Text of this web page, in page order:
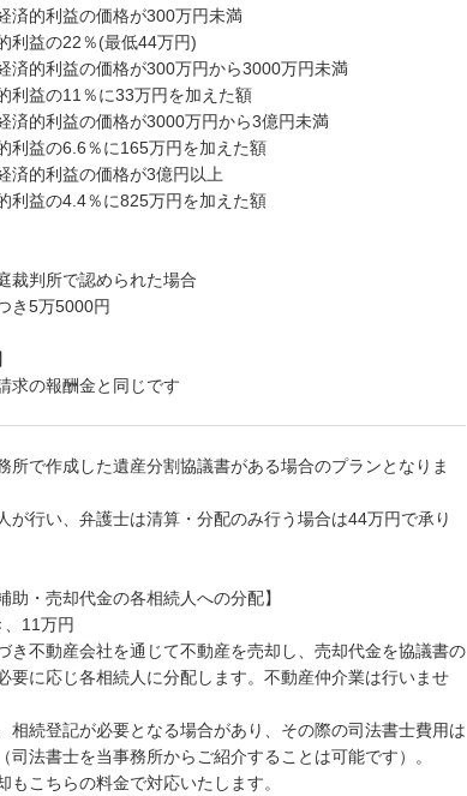
的利益の価格が300万円未満
利益の22％(最低44万円)
的利益の価格が300万円から3000万円未満
利益の11％に33万円を加えた額
的利益の価格が3000万円から3億円未満
利益の6.6％に165万円を加えた額
的利益の価格が3億円以上
利益の4.4％に825万円を加えた額
裁判所で認められた場合
き5万5000円
求の報酬金と同じです
所で作成した遺産分割協議書がある場合のプランとなりま
が行い、弁護士は清算・分配のみ行う場合は44万円で承り
助・売却代金の各相続人への分配】
11万円
き不動産会社を通じて不動産を売却し、売却代金を協議書の
要に応じ各相続人に分配します。不動産仲介業は行いませ
相続登記が必要となる場合があり、その際の司法書士費用は
司法書士を当事務所からご紹介することは可能です）。
もこちらの料金で対応いたします。